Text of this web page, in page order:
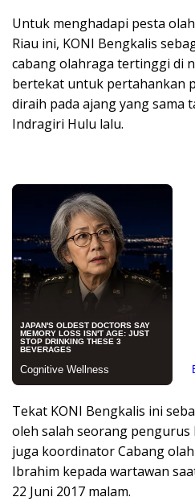
Untuk menghadapi pesta
Riau ini, KONI Bengkalis
cabang olahraga tertinggi di
bertekat untuk pertahankan
diraih pada ajang yang sama
Indragiri Hulu lalu.
Tekat KONI Bengkalis ini
oleh salah seorang pengurus
juga koordinator Cabang
Ibrahim kepada wartawan
22 Juni 2017 malam.